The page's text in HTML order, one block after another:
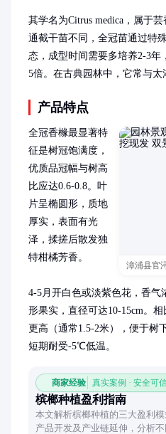
其学名为Citrus medica，属于
通截干苗不同，全冠苗通过特
态，成型时间需要多培养2-3年
5倍。在古典园林中，它常与太
产品特点
漳浦县官
全冠香橼最显著特
征是树冠饱满度，
优质品冠幅与树高
比应达0.6-0.8。叶
片呈椭圆形，质地
厚实，表面有光
泽，揉搓后散发独
特柑橘芳香。
4-5月开白色或淡紫色花，香气
形果实，直径可达10-15cm。
更高（通常1.5-2米），便于树
短期耐受-5℃低温。
商家经验 真实案例 · 安全可
槟榔种植盈利指南
本文解析槟榔种植的三大盈利
产品开发及产业链延伸，分析